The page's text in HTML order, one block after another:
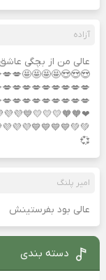
آزاده
عالی من از بچگی
💞
امیر پلنگ
عالی بود بفرستینش
دسته بندی